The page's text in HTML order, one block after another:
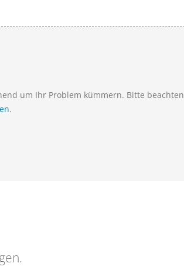
um Ihr Problem kümmern. Bitte beachten
.